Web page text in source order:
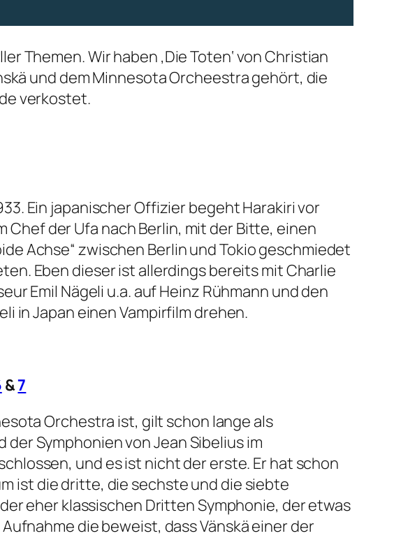
Themen. Wir haben ‚Die Toten‘ von Christian
und dem Minnesota Orcheestra gehört, die
verkostet.
Ein japanischer Offizier begeht Harakiri vor
Chef der Ufa nach Berlin, mit der Bitte, einen
Achse“ zwischen Berlin und Tokio geschmiedet
Eben dieser ist allerdings bereits mit Charlie
Emil Nägeli u.a. auf Heinz Rühmann und den
in Japan einen Vampirfilm drehen.
&7
Orchestra ist, gilt schon lange als
Symphonien von Jean Sibelius im
und es ist nicht der erste. Er hat schon
ist die dritte, die sechste und die siebte
eher klassischen Dritten Symphonie, der etwas
die beweist, dass Vänskä einer der